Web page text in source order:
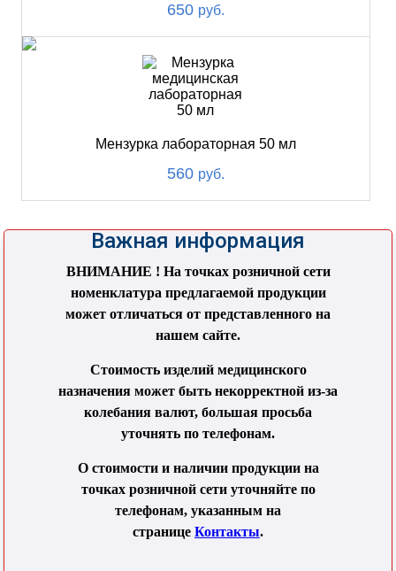
650 руб.
Мензурка лабораторная 50 мл
560 руб.
Важная информация
ВНИМАНИЕ ! На точках розничной сети
номенклатура предлагаемой продукции
может отличаться от представленного на
нашем сайте.
Стоимость изделий медицинского
назначения может быть некорректной из-за
колебания валют, большая просьба
уточнять по телефонам.
О стоимости и наличии продукции на
точках розничной сети уточняйте по
телефонам, указанным на
странице Контакты.